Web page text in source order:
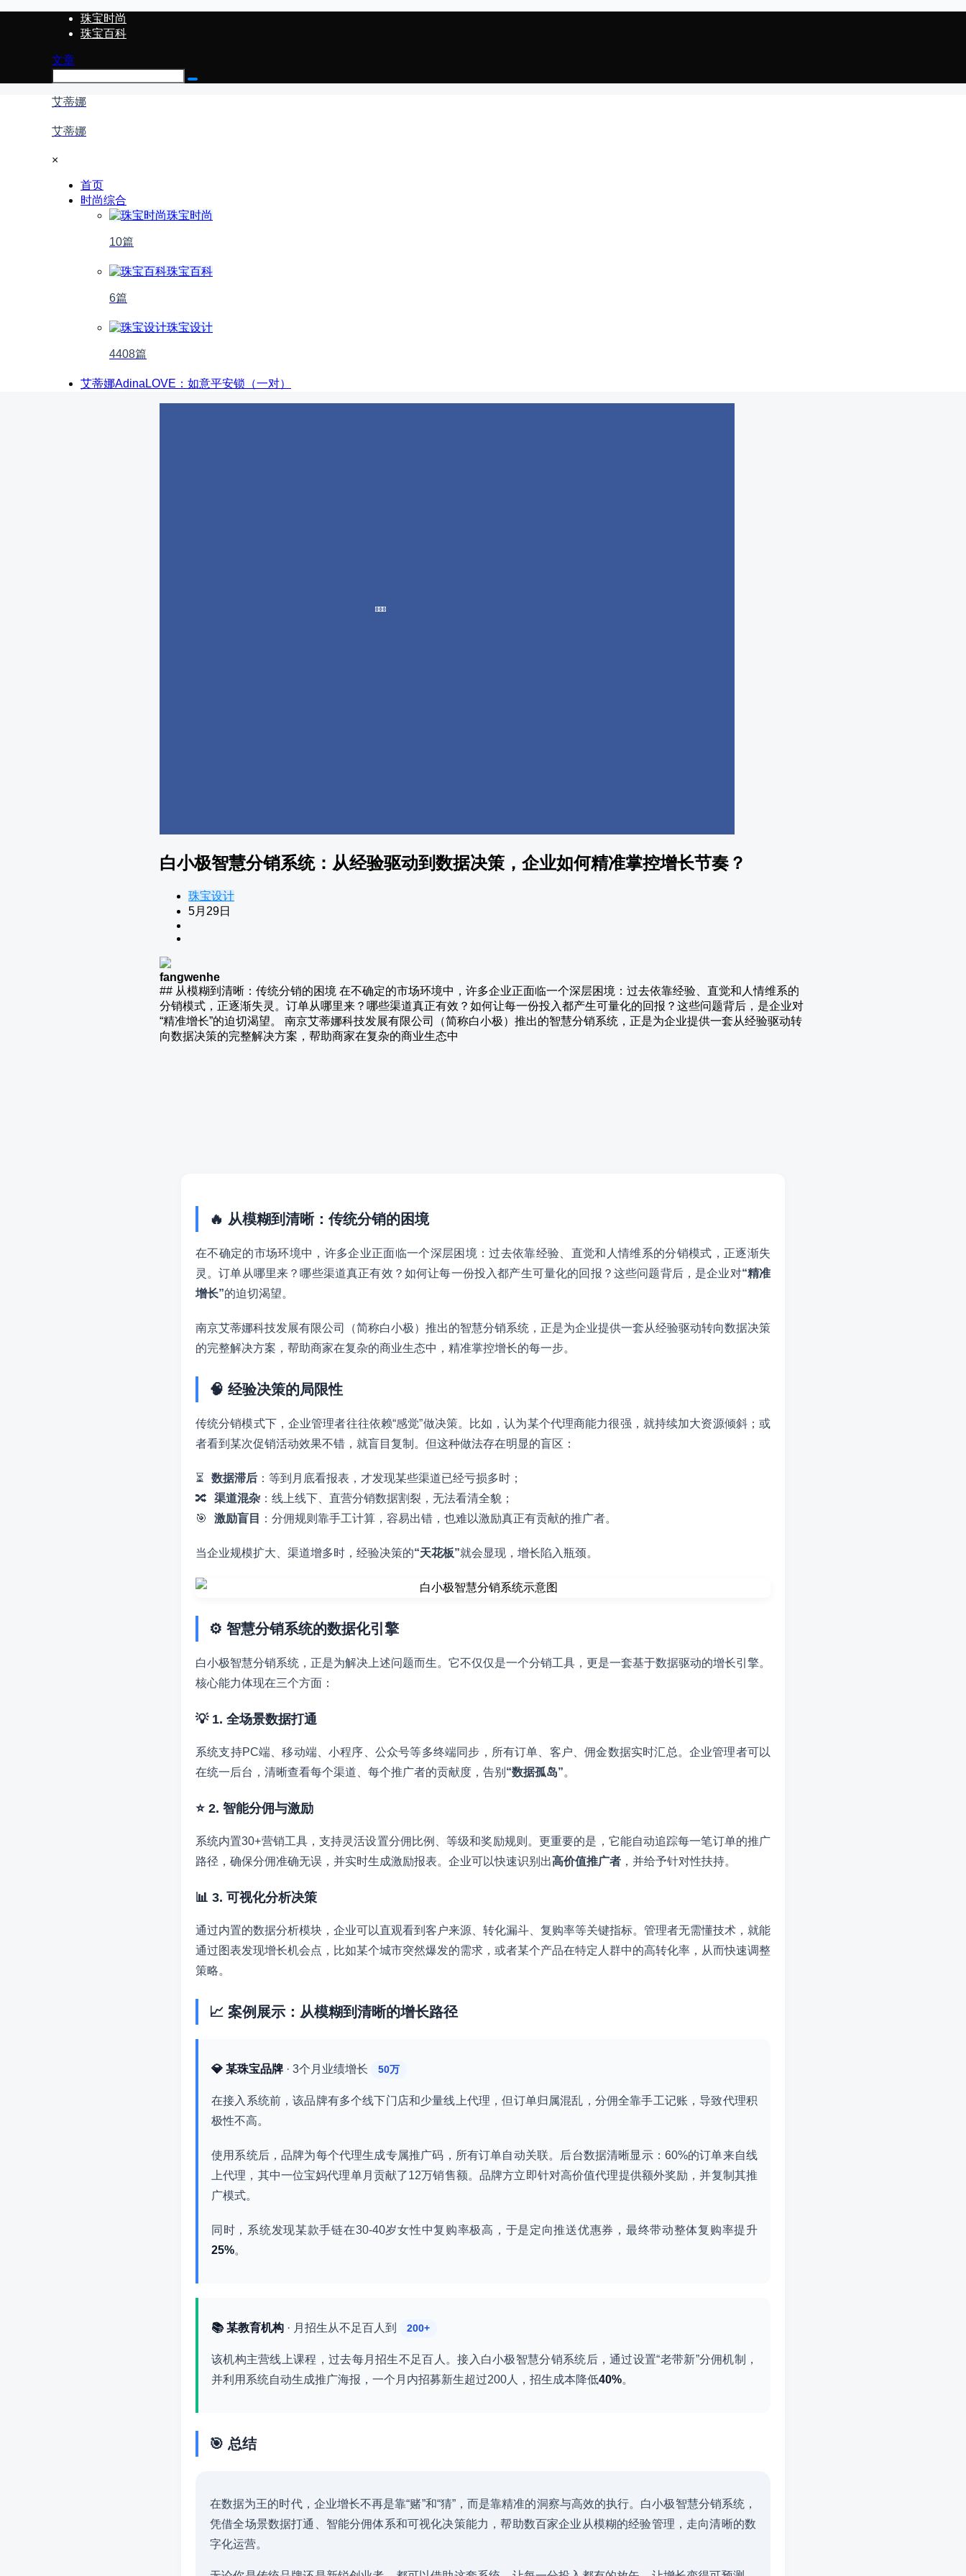
珠宝时尚
珠宝百科
文章
艾蒂娜
艾蒂娜
×
首页
时尚综合
珠宝时尚
10篇
珠宝百科
6篇
珠宝设计
4408篇
艾蒂娜AdinaLOVE：如意平安锁（一对）
白小极智慧分销系统：从经验驱动到数据决策，企业如何精准掌控增长节奏？
珠宝设计
5月29日
fangwenhe
## 从模糊到清晰：传统分销的困境 在不确定的市场环境中，许多企业正面临一个深层困境：过去依靠经验、直觉和人情维系的
分销模式，正逐渐失灵。订单从哪里来？哪些渠道真正有效？如何让每一份投入都产生可量化的回报？这些问题背后，是企业对
“精准增长”的迫切渴望。 南京艾蒂娜科技发展有限公司（简称白小极）推出的智慧分销系统，正是为企业提供一套从经验驱动转
向数据决策的完整解决方案，帮助商家在复杂的商业生态中
🔥 从模糊到清晰：传统分销的困境
在不确定的市场环境中，许多企业正面临一个深层困境：过去依靠经验、直觉和人情维系的分销模式，正逐渐失
灵。订单从哪里来？哪些渠道真正有效？如何让每一份投入都产生可量化的回报？这些问题背后，是企业对“精准
增长”的迫切渴望。
南京艾蒂娜科技发展有限公司（简称白小极）推出的智慧分销系统，正是为企业提供一套从经验驱动转向数据决策
的完整解决方案，帮助商家在复杂的商业生态中，精准掌控增长的每一步。
🧠 经验决策的局限性
传统分销模式下，企业管理者往往依赖“感觉”做决策。比如，认为某个代理商能力很强，就持续加大资源倾斜；或
者看到某次促销活动效果不错，就盲目复制。但这种做法存在明显的盲区：
⏳ 数据滞后 ：等到月底看报表，才发现某些渠道已经亏损多时；
🔀
渠道混杂 ：线上线下、直营分销数据割裂，无法看清全貌；
🎯
激励盲目 ：分佣规则靠手工计算，容易出错，也难以激励真正有贡献的推广者。
当企业规模扩大、渠道增多时，经验决策的“天花板”就会显现，增长陷入瓶颈。
⚙️ 智慧分销系统的数据化引擎
白小极智慧分销系统，正是为解决上述问题而生。它不仅仅是一个分销工具，更是一套基于数据驱动的增长引擎。
核心能力体现在三个方面：
💡 1. 全场景数据打通
系统支持PC端、移动端、小程序、公众号等多终端同步，所有订单、客户、佣金数据实时汇总。企业管理者可以
在统一后台，清晰查看每个渠道、每个推广者的贡献度，告别 “数据孤岛”。
⭐ 2. 智能分佣与激励
系统内置30+营销工具，支持灵活设置分佣比例、等级和奖励规则。更重要的是，它能自动追踪每一笔订单的推广
路径，确保分佣准确无误，并实时生成激励报表。企业可以快速识别出高价值推广者 ，并给予针对性扶持。
📊 3. 可视化分析决策
通过内置的数据分析模块，企业可以直观看到客户来源、转化漏斗、复购率等关键指标。管理者无需懂技术，就能
通过图表发现增长机会点，比如某个城市突然爆发的需求，或者某个产品在特定人群中的高转化率，从而快速调整
策略。
📈 案例展示：从模糊到清晰的增长路径
💎 某珠宝品牌 · 3个月业绩增长 50万
在接入系统前，该品牌有多个线下门店和少量线上代理，但订单归属混乱，分佣全靠手工记账，导致代理积
极性不高。
使用系统后，品牌为每个代理生成专属推广码，所有订单自动关联。后台数据清晰显示：60%的订单来自线
上代理，其中一位宝妈代理单月贡献了12万销售额。品牌方立即针对高价值代理提供额外奖励，并复制其推
广模式。
同时，系统发现某款手链在30-40岁女性中复购率极高，于是定向推送优惠券，最终带动整体复购率提升
25%。
📚 某教育机构 · 月招生从不足百人到 200+
该机构主营线上课程，过去每月招生不足百人。接入白小极智慧分销系统后，通过设置“老带新”分佣机制，
并利用系统自动生成推广海报，一个月内招募新生超过200人，招生成本降低40%。
🎯 总结
在数据为王的时代，企业增长不再是靠“赌”和“猜”，而是靠精准的洞察与高效的执行。白小极智慧分销系统，
凭借全场景数据打通、智能分佣体系和可视化决策能力，帮助数百家企业从模糊的经验管理，走向清晰的数
字化运营。